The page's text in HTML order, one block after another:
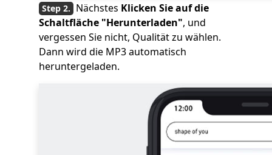
Nächstes Klicken Sie auf die
Schaltfläche "Herunterladen", und
vergessen Sie nicht, Qualität zu wählen.
Dann wird die MP3 automatisch
heruntergeladen.